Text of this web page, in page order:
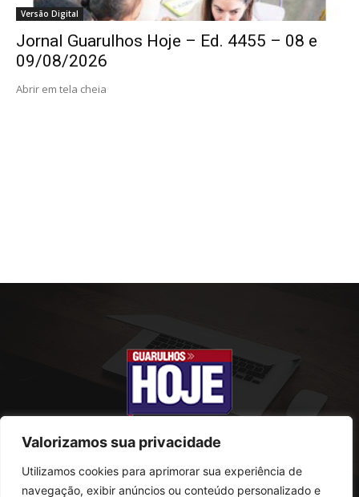
Valorizamos sua privacidade
Utilizamos cookies para aprimorar sua experiência de
navegação, exibir anúncios ou conteúdo personalizado e
Versão Digital
Jornal Guarulhos Hoje – Ed. 4455 – 08 e
09/08/2026
Abrir em tela cheia
SOBRE NÓS